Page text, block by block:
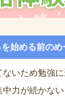
始める前のめ
いため勉強
中力が続かない